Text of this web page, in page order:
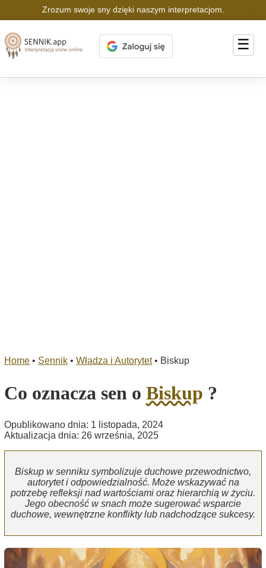
Zrozum swoje sny dzięki naszym interpretacjom.
☰
Home • Sennik • Władza i Autorytet • Biskup
Co oznacza sen o Biskup ?
Opublikowano dnia: 1 listopada, 2024
Aktualizacja dnia: 26 września, 2025
Biskup w senniku symbolizuje duchowe przewodnictwo,
autorytet i odpowiedzialność. Może wskazywać na
potrzebę refleksji nad wartościami oraz hierarchią w życiu.
Jego obecność w snach może sugerować wsparcie
duchowe, wewnętrzne konflikty lub nadchodzące sukcesy.